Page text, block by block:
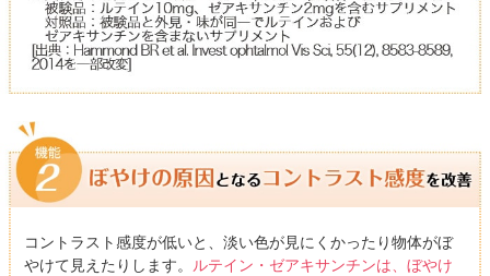
コントラスト感度が低いと、淡い色が見にくかったり物体がぼ
やけて見えたりします。 ルテイン・ゼアキサンチンは、ぼやけ